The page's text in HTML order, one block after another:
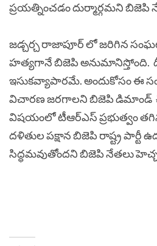
ప్రయత్నించడం దుర్మార్గమని బిజెపి
జడ్చర్చ రాజాపూర్ లో జరిగిన
హత్యగానే బిజెపి అనుమానిస్తోంది.
ఇసుకవ్యాపారమే. అందుకోసం ఈ
విచారణ జరగాలని బిజెపి డిమాండ్
విషయంలో టీఆర్ఎస్ ప్రభుత్వం
దళితుల పక్షాన బిజెపి రాష్ట్ర పార్టీ
సిద్ధమవుతోందని బిజెపి నేతలు